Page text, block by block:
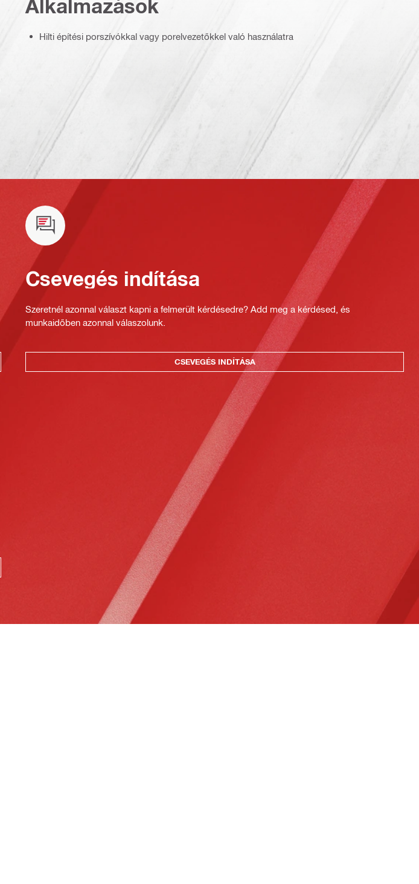
Alkalmazások
Hilti építési porszívókkal vagy porelvezetőkkel való használatra
Csevegés indítása
Szeretnél azonnal választ kapni a felmerült kérdésedre? Add meg a kérdésed, és
munkaidőben azonnal válaszolunk.
CSEVEGÉS INDÍTÁSA